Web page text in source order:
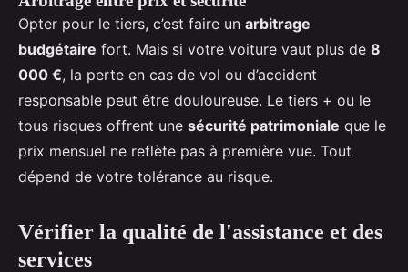
Opter pour le tiers, c’est faire un arbitrage
budgétaire fort. Mais si votre voiture vaut plus de 8
000 €, la perte en cas de vol ou d’accident
responsable peut être douloureuse. Le tiers + ou le
tous risques offrent une sécurité patrimoniale que le
prix mensuel ne reflète pas à première vue. Tout
dépend de votre tolérance au risque.
Vérifier la qualité de l'assistance et des
services